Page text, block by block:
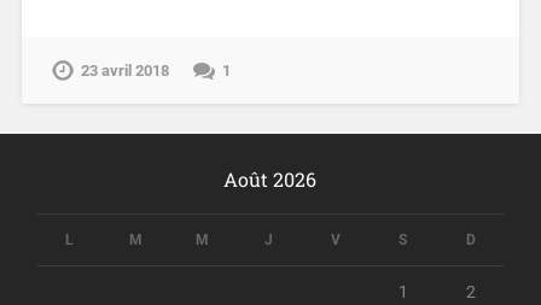
23 avril 2018 1
Août 2026
L M M J V S D
1 2